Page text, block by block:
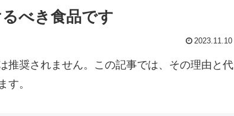
べき食品です
2023.11.10
推奨されません。この記事では、その理由と代
す。